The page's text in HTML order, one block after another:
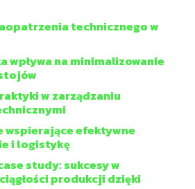
technicznego w
wpływa na minimalizowanie
w zarządzaniu
wspierające efektywne
i logistykę
study: sukcesy w
produkcji dzięki